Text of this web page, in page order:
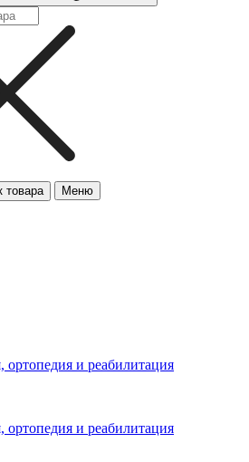
Меню
ортопедия и реабилитация
ортопедия и реабилитация